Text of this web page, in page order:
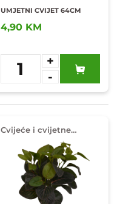
UMJETNI CVIJET 64CM
4,90 KM
1
+
-
Dodaj u
omiljene
Cvijeće i cvijetne